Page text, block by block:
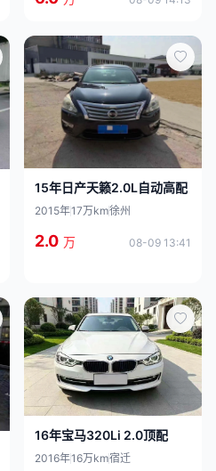
15年日产天籁2.0L自动高配
2015年17万km徐州
2.0 万 08-09 13:41
16年宝马320Li 2.0顶配
2016年16万km宿迁